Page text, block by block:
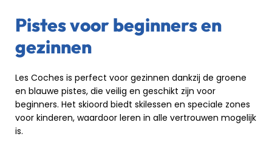
Pistes voor beginners en
gezinnen
Les Coches is perfect voor gezinnen dankzij de groene
en blauwe pistes, die veilig en geschikt zijn voor
beginners. Het skioord biedt skilessen en speciale zones
voor kinderen, waardoor leren in alle vertrouwen mogelijk
is.